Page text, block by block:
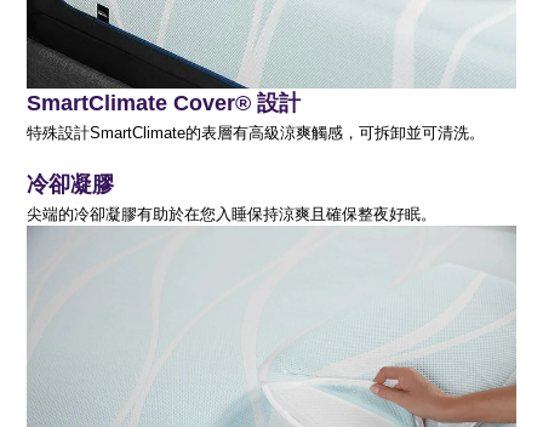
SmartClimate Cover® 設計
特殊設計SmartClimate的表層有高級涼爽觸感，可拆卸並可清洗。
冷卻凝膠
尖端的冷卻凝膠有助於在您入睡保持涼爽且確保整夜好眠。